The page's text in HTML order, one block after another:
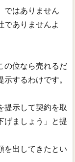
ではありません
でありませんよ
の位なら売れるだ
するわけです。
提示して契約を取
げましょう」と提
を出してきたとい